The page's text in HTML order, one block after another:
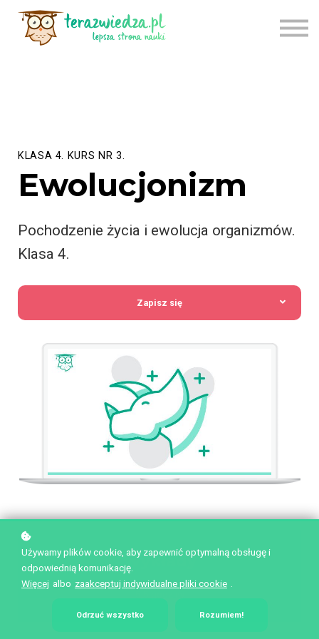
TU ZACZNIJ
KLASA 4. KURS NR 3.
Ewolucjonizm
Pochodzenie życia i ewolucja organizmów.
Klasa 4.
Zapisz się
Wykłady
Używamy plików cookie, aby zapewnić optymalną obsługę i
odpowiednią komunikację.
Więcej albo zaakceptuj indywidualne pliki cookie
Odrzuć wszystko Rozumiem!